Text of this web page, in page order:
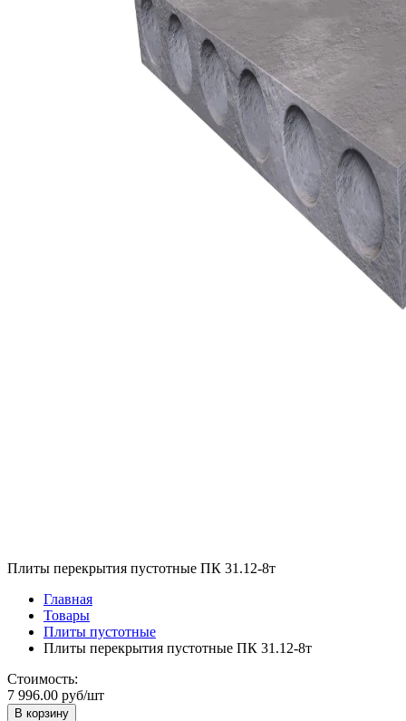
Плиты перекрытия пустотные ПК 31.12-8т
Главная
Товары
Плиты пустотные
Плиты перекрытия пустотные ПК 31.12-8т
Стоимость:
7 996.00 руб/шт
В корзину